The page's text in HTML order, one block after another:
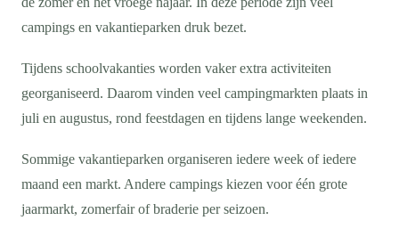
campings en vakantieparken druk bezet.
Tijdens schoolvakanties worden vaker extra activiteiten
georganiseerd. Daarom vinden veel campingmarkten plaats in
juli en augustus, rond feestdagen en tijdens lange weekenden.
Sommige vakantieparken organiseren iedere week of iedere
maand een markt. Andere campings kiezen voor één grote
jaarmarkt, zomerfair of braderie per seizoen.